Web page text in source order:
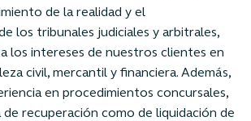
de la realidad y el
los tribunales judiciales y arbitrales,
los intereses de nuestros clientes en
civil, mercantil y financiera. Además,
en procedimientos concursales,
recuperación como de liquidación de